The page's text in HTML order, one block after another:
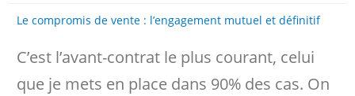
Le compromis de vente : l’engagement mutuel et définitif
C’est l’avant-contrat le plus courant, celui
que je mets en place dans 90% des cas. On